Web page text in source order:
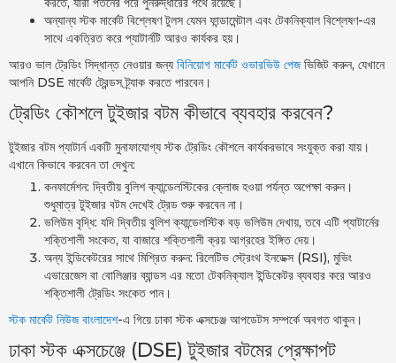
অন্যান্য স্টক মার্কেট বিশ্লেষণ টুলস যেমন ফান্ডামেন্টাল এবং টেকনিক্যাল বিশ্লেষণ-এর
সাথে একত্রিত করে প্যাটার্নটি আরও কার্যকর হয়।
আরও ভাল ট্রেডিং সিদ্ধান্ত নেওয়ার জন্য বিনিয়োগ মার্কেট ওভারভিউ পেজভিজিট করুন, যেখানে
আপনি DSE মার্কেট ট্রেন্ডস ট্র্যাক করতে পারবেন।
ট্রেডিং কৌশলে টুইজার বটম কীভাবে ব্যবহার করবেন?
টুইজার বটম প্যাটার্ন একটি মুনাফাযোগ্য স্টক ট্রেডিং কৌশলে কার্যকরভাবে সংযুক্ত করা যায়।
এখানে কিভাবে করবেন তা দেখুন:
কনফার্মেশন: দ্বিতীয় বুলিশ ক্যান্ডেলস্টিকের ক্লোজ হওয়া পর্যন্ত অপেক্ষা করুন।
শুধুমাত্র টুইজার বটম দেখেই ট্রেড শুরু করবেন না।
ভলিউম বৃদ্ধি: যদি দ্বিতীয় বুলিশ ক্যান্ডেলস্টিক বড় ভলিউম দেখায়, তবে এটি প্যাটার্নের
শক্তিশালী সংকেত, যা বাজারে শক্তিশালী ক্রয় আগ্রহের ইঙ্গিত দেয়।
অন্য ইন্ডিকেটরের সাথে মিশ্রিত করুন: রিলেটিভ স্ট্রেংথ ইনডেক্স (RSI), মুভিং
এভারেজেস বা বোলিঞ্জার ব্যান্ডস এর মতো টেকনিক্যাল ইন্ডিকেটর ব্যবহার করে আরও
শক্তিশালী ট্রেডিং সংকেত পান।
স্টক মার্কেট নিউজ বাংলাদেশ-এ গিয়ে ঢাকা স্টক এক্সচেঞ্জ আপডেটস সম্পর্কে অবগত থাকুন।
ঢাকা স্টক এক্সচেঞ্জে (DSE) টুইজার বটমের প্রেক্ষাপট